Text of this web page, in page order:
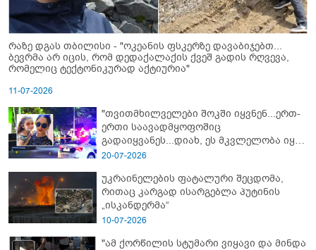
რაზე დგას თბილისი - "ოკეანის ფსკერზე დავაბიჯებთ...
ბევრმა არ იცის, რომ დედაქალაქის ქვეშ გადის რღვევა,
რომელიც ტექტონიკურად აქტიურია"
11-07-2026
"თვითმხილველები შოკში იყვნენ...ერთ-
ერთი საავადმყოფოშიც
გადაიყვანეს...დიახ, ეს მკვლელობა იყო"
- გორში დატრიალებული ტრაგედიის
20-07-2026
უკრაინელების ფატალური შეცდომა,
რითაც კარგად ისარგებლა პუტინის
„ისკანდერმა“
10-07-2026
"ამ ქორწილის სტუმარი ვიყავი და მინდა